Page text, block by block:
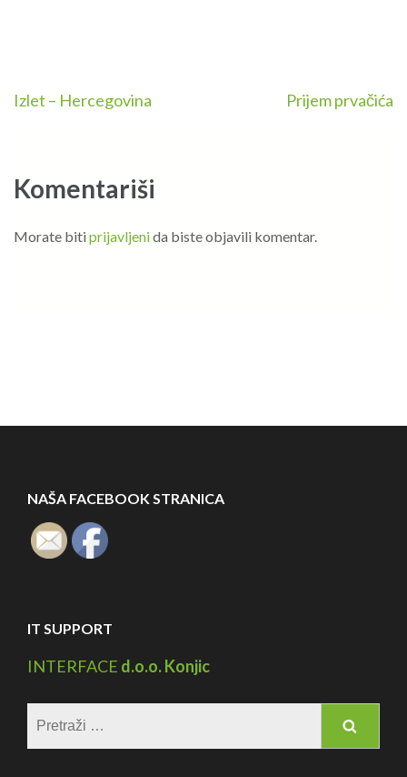
Navigacija
Izlet – Hercegovina Prijem prvačića
Komentariši
Morate biti prijavljenida biste objavili komentar.
NAŠA FACEBOOK STRANICA
IT SUPPORT
INTERFACE d.o.o. Konjic